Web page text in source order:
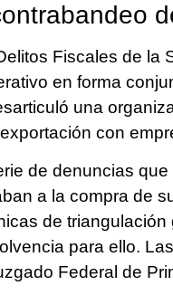
Fiscales de la
en forma
una
con
de denuncias
a la compra de
de
para ello.
Federal de